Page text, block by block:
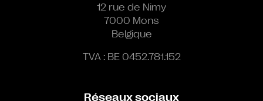
12 rue de Nimy
7000 Mons
Belgique
TVA : BE 0452.781.152
Réseaux sociaux